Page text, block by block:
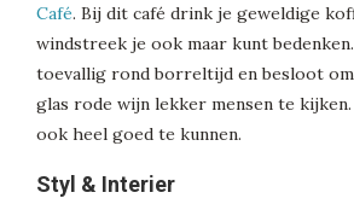
Café. Bij dit café drink je geweldige
windstreek je ook maar kunt
toevallig rond borreltijd en besloot
glas rode wijn lekker mensen te
ook heel goed te kunnen.
Styl & Interier